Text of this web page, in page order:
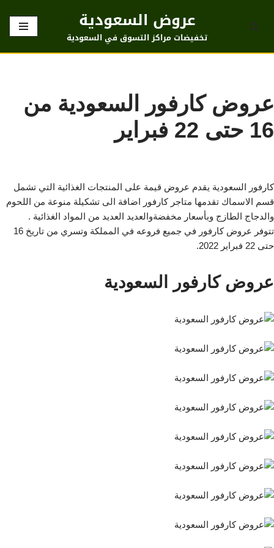
تخطى
عروض السعودية
تخفيضات مراكز التسوق في السعودية
عروض كارفور السعودية من
16 حتى 22 فبراير
كارفور السعودية يقدم عروض قيمة على المنتجات الغذائية التي تشمل
قسم الاسماك تقدمها متاجر كارفور اضافة الى تشكيلة منوعة من اللحوم
والدجاج الطازج وبأسعار مخفضةوالعديد العديد من المواد الغذائية .
تتوفر عروض كارفور في جميع فروعه في المملكة وتسري من تاريخ 16
حتى 22 فبراير 2022.
عروض كارفور السعودية